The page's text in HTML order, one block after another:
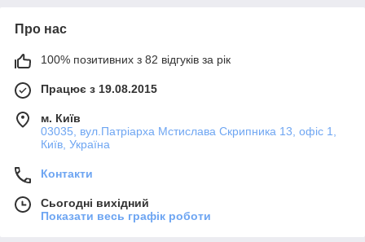
Про нас
100% позитивних з 82 відгуків за рік
Працює з 19.08.2015
м. Київ
03035, вул.Патріарха Мстислава Скрипника 13, офіс 1,
Київ, Україна
Контакти
Сьогодні вихідний
Показати весь графік роботи